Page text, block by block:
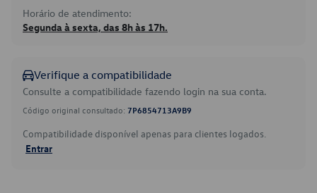
Horário de atendimento:
Segunda à sexta, das 8h às 17h.
Verifique a compatibilidade
Consulte a compatibilidade fazendo login na sua conta.
Código original consultado: 7P6854713A9B9
Compatibilidade disponível apenas para clientes logados.
Entrar